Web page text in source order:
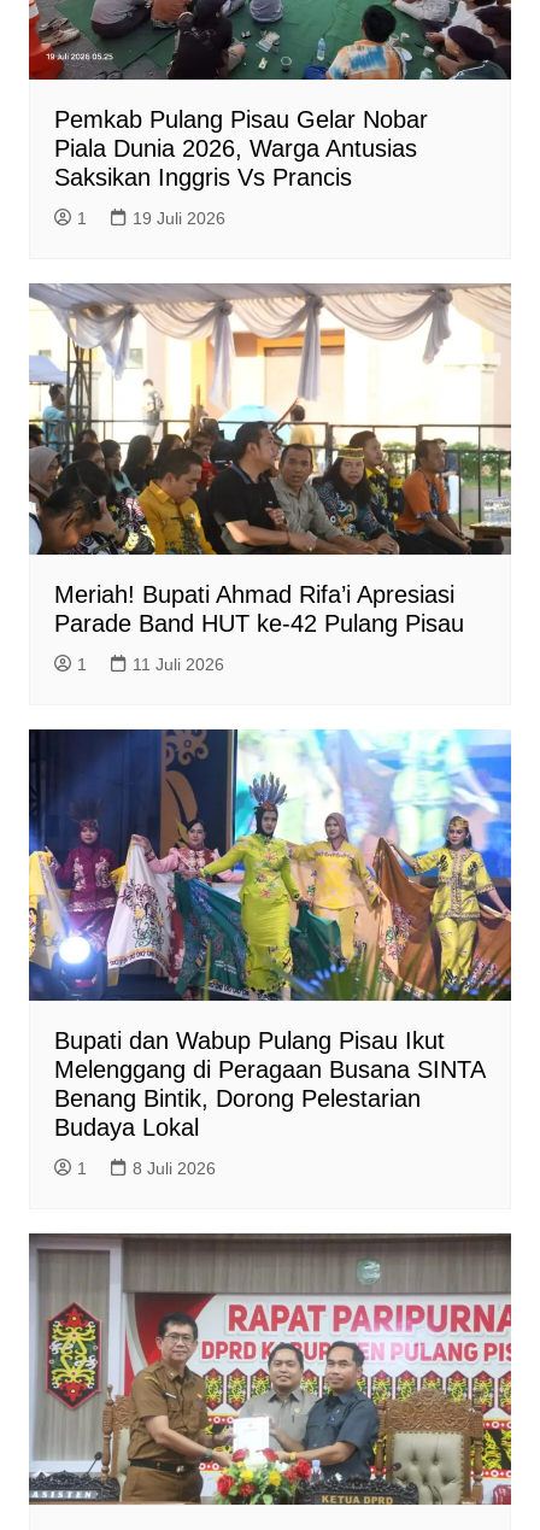
Pemkab Pulang Pisau Gelar Nobar
Piala Dunia 2026, Warga Antusias
Saksikan Inggris Vs Prancis
1 19 Juli 2026
Meriah! Bupati Ahmad Rifa’i Apresiasi
Parade Band HUT ke-42 Pulang Pisau
1 11 Juli 2026
Bupati dan Wabup Pulang Pisau Ikut
Melenggang di Peragaan Busana SINTA
Benang Bintik, Dorong Pelestarian
Budaya Lokal
1 8 Juli 2026